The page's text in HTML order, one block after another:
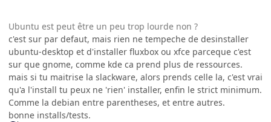
Ubuntu est peut être un peu trop lourde non ?
c'est sur par defaut, mais rien ne tempeche de desinstaller
ubuntu-desktop et d'installer fluxbox ou xfce parceque c'est
sur que gnome, comme kde ca prend plus de ressources.
mais si tu maitrise la slackware, alors prends celle la, c'est vrai
qu'a l'install tu peux ne 'rien' installer, enfin le strict minimum.
Comme la debian entre parentheses, et entre autres.
bonne installs/tests.